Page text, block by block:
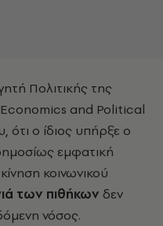
Πολιτικής της
and Political
ο ίδιος υπήρξε ο
εμφατική
κοινωνικού
των πιθήκων δεν
νόσος.